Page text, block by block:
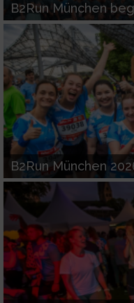
B2Run München
B2Run München
Funktional
Werbung